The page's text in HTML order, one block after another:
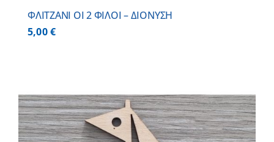
ΦΛΙΤΖΑΝΙ ΟΙ 2 ΦΙΛΟΙ – ΔΙΟΝΥΣΗ
5,00€